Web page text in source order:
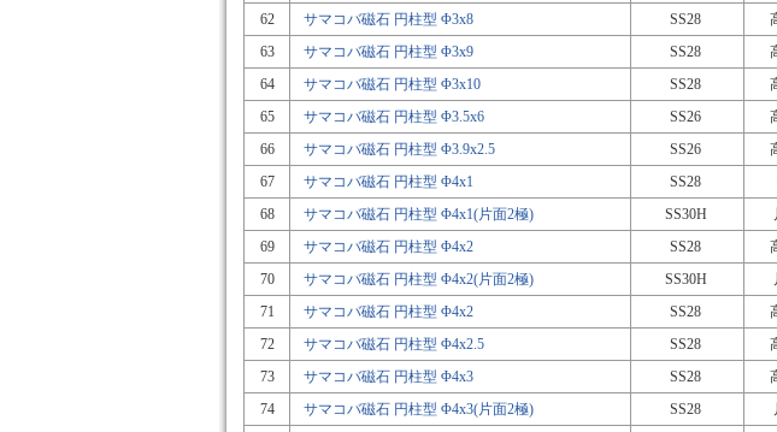
62
サマコバ磁石 円柱型 Φ3x8 SS28
63
サマコバ磁石 円柱型 Φ3x9 SS28
64
サマコバ磁石 円柱型 Φ3x10 SS28
65
サマコバ磁石 円柱型 Φ3.5x6 SS26
66
サマコバ磁石 円柱型 Φ3.9x2.5 SS26
67
サマコバ磁石 円柱型 Φ4x1 SS28
68
サマコバ磁石 円柱型 Φ4x1(片面2極) SS30H
69
サマコバ磁石 円柱型 Φ4x2 SS28
70
サマコバ磁石 円柱型 Φ4x2(片面2極) SS30H
71
サマコバ磁石 円柱型 Φ4x2 SS28
72
サマコバ磁石 円柱型 Φ4x2.5 SS28
73
サマコバ磁石 円柱型 Φ4x3 SS28
74
サマコバ磁石 円柱型 Φ4x3(片面2極) SS28